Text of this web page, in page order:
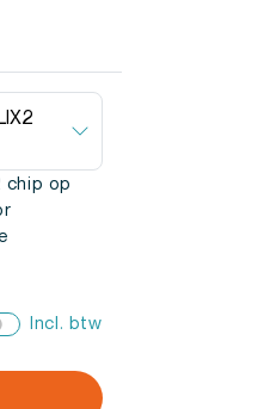
chip op
Incl. btw